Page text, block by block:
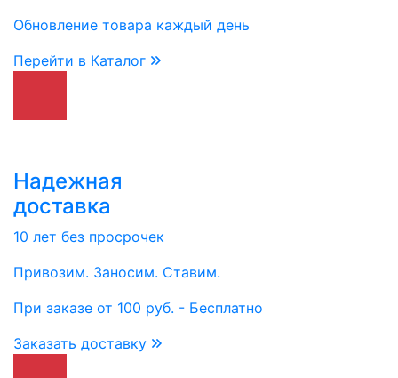
Обновление товара каждый день
Перейти в Каталог
Надежная
доставка
10 лет без просрочек
Привозим. Заносим. Ставим.
При заказе от 100 руб. - Бесплатно
Заказать доставку